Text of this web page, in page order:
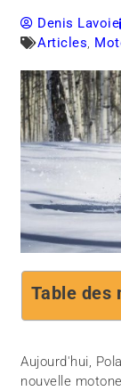
Denis Lavoie
Articles,
Table des
Aujourd'hui,
nouvelle